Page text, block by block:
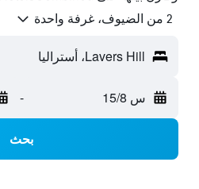
2 من الضيوف، غرفة واحدة
Lavers Hill، أستراليا
س 15/8 -
بحث